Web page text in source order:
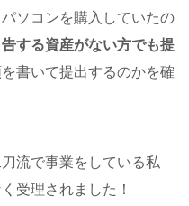
ソコンを購入していたの
告する資産がない方でも提
書いて提出するのかを確
流で事業をしている私
受理されました！